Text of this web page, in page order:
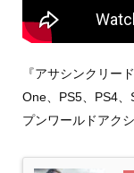
『アサシンクリー
One、PS5、PS4
プンワールドアク